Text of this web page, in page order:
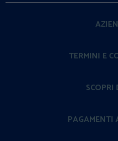
TERMINI E
SCOPRI
PAGAMENTI